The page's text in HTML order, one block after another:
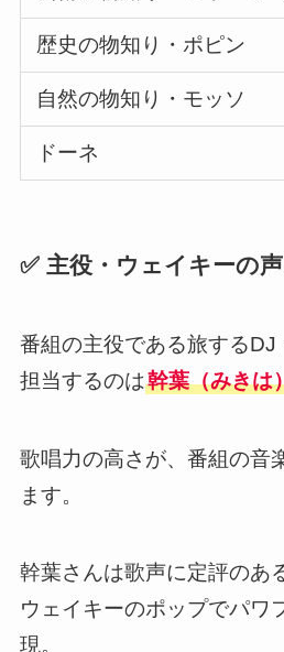
歴史の物知り・ポピン
自然の物知り・モッソ
ドーネ
✅ 主役・ウェイキーの
番組の主役である旅するDJ
担当するのは幹葉（みきは
歌唱力の高さが、番組の音
ます。
幹葉さんは歌声に定評のあ
ウェイキーのポップでパワ
現。